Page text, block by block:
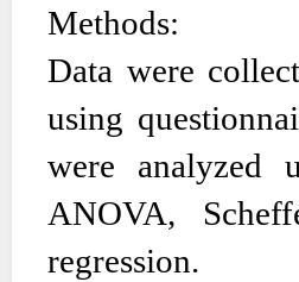
Methods:
Data were
using
were analyzed
ANOVA,
regression.